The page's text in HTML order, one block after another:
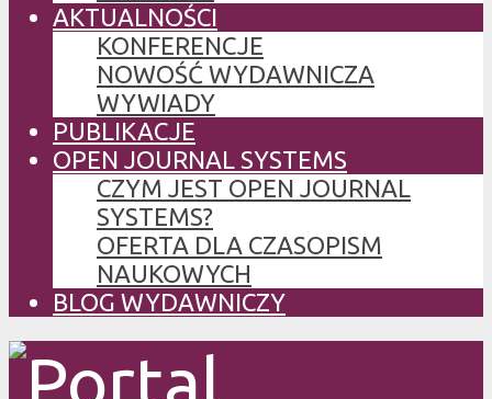
AKTUALNOŚCI
KONFERENCJE
NOWOŚĆ WYDAWNICZA
WYWIADY
PUBLIKACJE
OPEN JOURNAL SYSTEMS
CZYM JEST OPEN JOURNAL
SYSTEMS?
OFERTA DLA CZASOPISM
NAUKOWYCH
BLOG WYDAWNICZY